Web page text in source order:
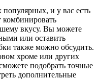
и у вас есть
комбинировать
вкусу. Вы можете
или оставить
также можно обсудить.
хроме или других
подобрать точные
дополнительные